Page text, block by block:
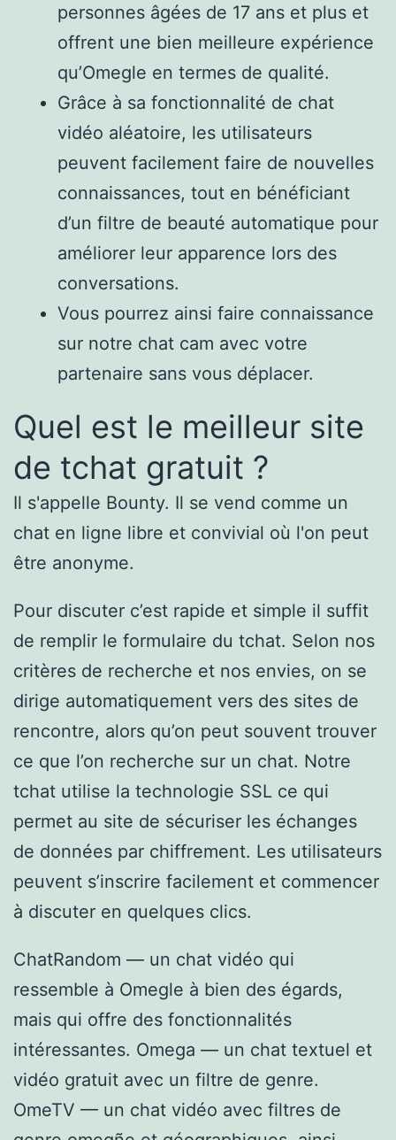
personnes âgées de 17 ans et plus et
offrent une bien meilleure expérience
qu’Omegle en termes de qualité.
Grâce à sa fonctionnalité de chat
vidéo aléatoire, les utilisateurs
peuvent facilement faire de nouvelles
connaissances, tout en bénéficiant
d’un filtre de beauté automatique pour
améliorer leur apparence lors des
conversations.
Vous pourrez ainsi faire connaissance
sur notre chat cam avec votre
partenaire sans vous déplacer.
Quel est le meilleur site
de tchat gratuit ?
Il s'appelle Bounty. Il se vend comme un
chat en ligne libre et convivial où l'on peut
être anonyme.
Pour discuter c’est rapide et simple il suffit
de remplir le formulaire du tchat. Selon nos
critères de recherche et nos envies, on se
dirige automatiquement vers des sites de
rencontre, alors qu’on peut souvent trouver
ce que l’on recherche sur un chat. Notre
tchat utilise la technologie SSL ce qui
permet au site de sécuriser les échanges
de données par chiffrement. Les utilisateurs
peuvent s’inscrire facilement et commencer
à discuter en quelques clics.
ChatRandom — un chat vidéo qui
ressemble à Omegle à bien des égards,
mais qui offre des fonctionnalités
intéressantes. Omega — un chat textuel et
vidéo gratuit avec un filtre de genre.
OmeTV — un chat vidéo avec filtres de